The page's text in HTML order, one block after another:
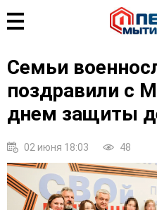
Семьи
поздравили с
днем защиты
02 июня 18:03 48